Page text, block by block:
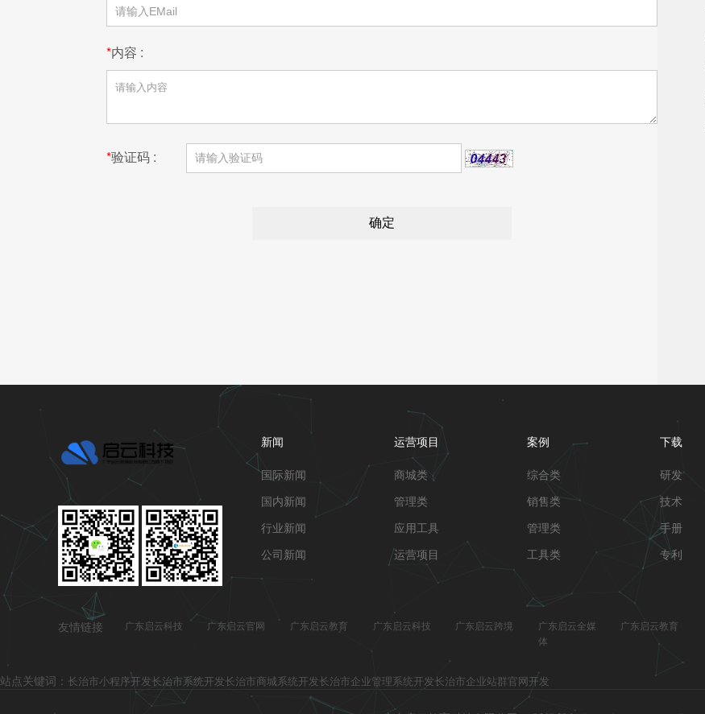
*内容 :
*验证码 :
新闻
国际新闻
国内新闻
行业新闻
公司新闻
运营项目
商城类
管理类
应用工具
运营项目
案例
综合类
销售类
管理类
工具类
下载
研发
技术
手册
专利
友情链接 广东启云科技 广东启云官网 广东启云教育 广东启云科技 广东启云跨境
广东启云全媒
体
广东启云教育
站点关键词： 长治市小程序开发长治市系统开发长治市商城系统开发长治市企业管理系统开发长治市企业站群官网开发